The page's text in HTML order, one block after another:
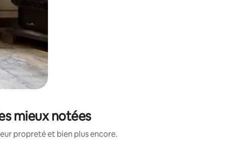
mieux notées
propreté et bien plus encore.